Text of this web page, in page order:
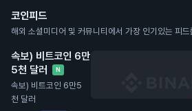
코인피드
해외 소셜미디어 및 커뮤니티에서 가장 인기있는 피
속보) 비트코인 6만
5천 달러
N
속보) 비트코인 6만5
천 달러